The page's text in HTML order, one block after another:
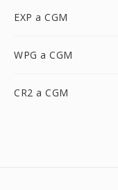
EXP a CGM
WPG a CGM
CR2 a CGM